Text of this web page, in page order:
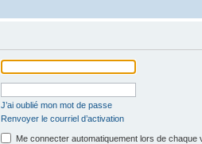
J’ai oublié mon mot de passe
Renvoyer le courriel d’activation
Me connecter automatiquement lors de chaque